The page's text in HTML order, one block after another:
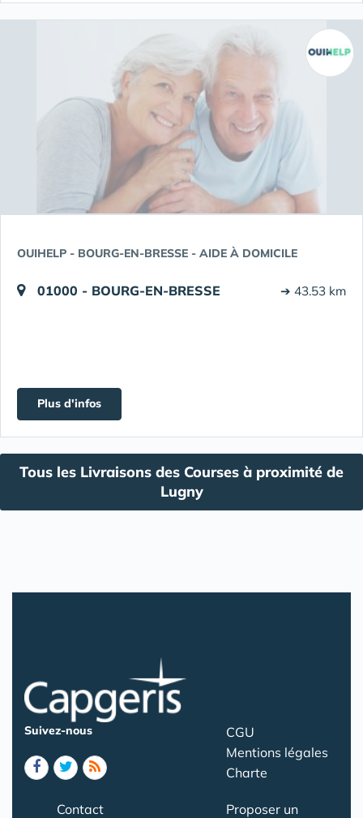
OUIHELP - BOURG-EN-BRESSE - AIDE À DOMICILE
01000 - BOURG-EN-BRESSE ➔ 43.53 km
Plus d'infos
Tous les Livraisons des Courses à proximité de
Lugny
Suivez-nous
CGU
Mentions légales
Charte
Contact
Proposer un